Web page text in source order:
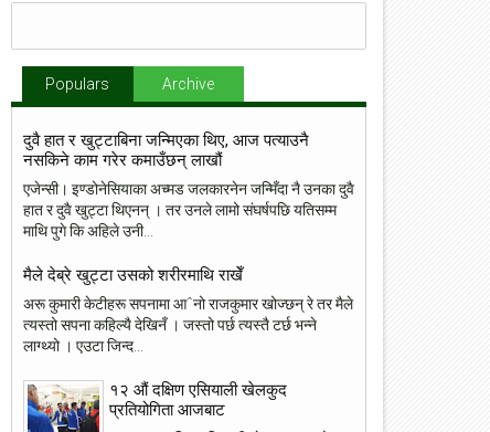
23
2018
2018
Populars Archive
दुवै हात र खुट्टाबिना जन्मिएका थिए, आज पत्याउनै
नसकिने काम गरेर कमाउँछन् लाखौं
एजेन्सी। इण्डोनेसियाका अच्मड जलकारनेन जन्मिँदा नै उनका दुवै
हात र दुवै खुट्टा थिएनन् । तर उनले लामो संघर्षपछि यतिसम्म
माथि पुगे कि अहिले उनी...
मैले देब्रे खुट्टा उसको शरीरमाथि राखेँ
अरू कुमारी केटीहरू सपनामा आˆनो राजकुमार खोज्छन् रे तर मैले
त्यस्तो सपना कहिल्यै देखिनँ । जस्तो पर्छ त्यस्तै टर्छ भन्ने
लाग्थ्यो । एउटा जिन्द...
१२ औं दक्षिण एसियाली खेलकुद
प्रतियोगिता आजबाट